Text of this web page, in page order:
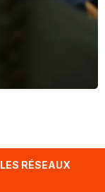
RÉSEAUX